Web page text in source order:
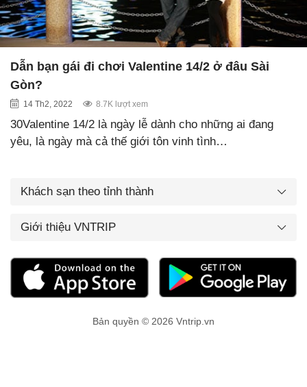
Dẫn bạn gái đi chơi Valentine 14/2 ở đâu Sài
Gòn?
14 Th2, 2022 8.7K lượt xem
30Valentine 14/2 là ngày lễ dành cho những ai đang
yêu, là ngày mà cả thế giới tôn vinh tình…
Khách sạn theo tỉnh thành
Giới thiệu VNTRIP
Bản quyền © 2026 Vntrip.vn